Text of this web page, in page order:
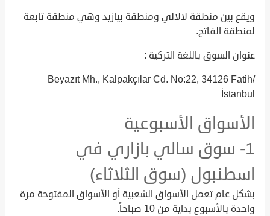
ويقع بين منطقة لالالي ومنطقة بيازيد وهي منطقة تابعة
لمنطقة الفاتح.
عنوان السوق باللغة التركية :
Beyazıt Mh., Kalpakçılar Cd. No:22, 34126 Fatih/
İstanbul
الأسواق الأسبوعية
1- سوق سالي بازاري في
اسطنبول (سوق الثلاثاء)
بشكل عام تعمل الأسواق الشعبية أو الأسواق المفتوحة مرة
واحدة بالأسبوع بداية من 10 صباحاً.